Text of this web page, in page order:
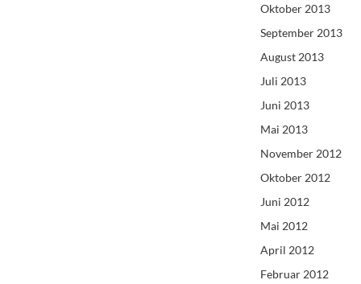
Oktober 2013
September 2013
August 2013
Juli 2013
Juni 2013
Mai 2013
November 2012
Oktober 2012
Juni 2012
Mai 2012
April 2012
Februar 2012